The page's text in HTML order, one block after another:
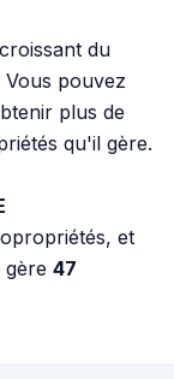
du
pouvez
plus de
qu'il gère.
et
gère 47